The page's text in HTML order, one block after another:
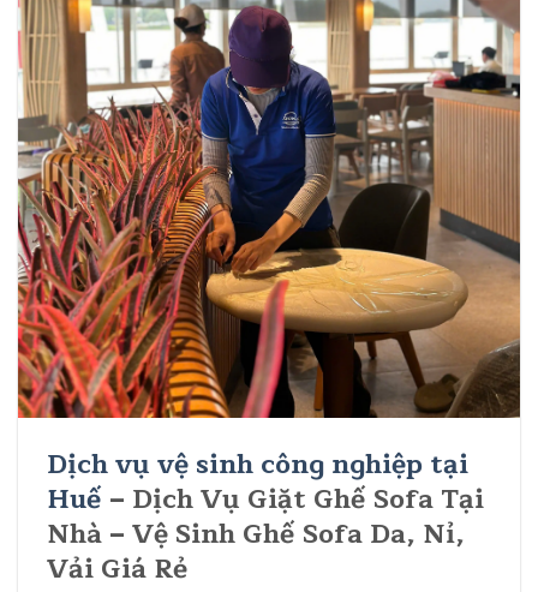
Dịch vụ vệ sinh công nghiệp tại
Huế – Dịch Vụ Giặt Ghế Sofa Tại
Nhà – Vệ Sinh Ghế Sofa Da, Nỉ,
Vải Giá Rẻ